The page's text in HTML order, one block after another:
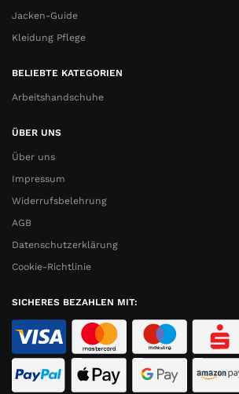
Jacken-Guide
Kleidung Pflege
BELIEBTE KATEGORIEN
Arbeitshandschuhe
ÜBER UNS
Über uns
Impressum
Widerrufsbelehrung
AGB
Datenschutzerklärung
Cookie-Richtlinie
SICHERES BEZAHLEN MIT: